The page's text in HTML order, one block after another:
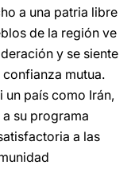
a una patria libre
de la región ve
y se siente
mutua.
un país como Irán,
su programa
a las